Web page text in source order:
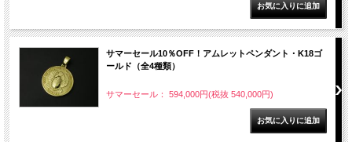
サマーセール10％OFF！アムレットペンダント・K18ゴ
ールド（全4種類）
サマーセール： 594,000円(税抜 540,000円)